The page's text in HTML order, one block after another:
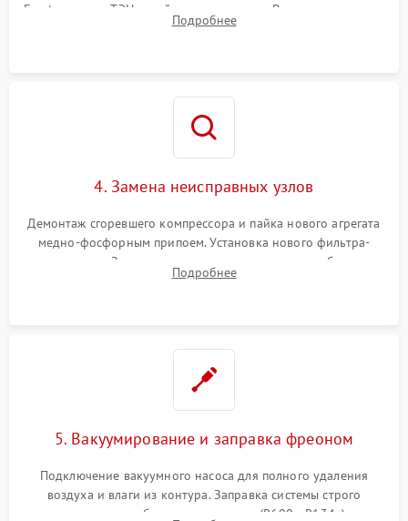
Frost, включая ТЭН оттайки и вентилятор. Ремонт или замена
платы управления при сбоях алгоритмов.
Подробнее
4. Замена неисправных узлов
Демонтаж сгоревшего компрессора и пайка нового агрегата
медно-фосфорным припоем. Установка нового фильтра-
осушителя. Замена изношенных вентиляторов обдува,
сломанных заслонок или поврежденных дверных петель.
Подробнее
5. Вакуумирование и заправка фреоном
Подключение вакуумного насоса для полного удаления
воздуха и влаги из контура. Заправка системы строго
дозированным объемом хладагента (R600a, R134a) по